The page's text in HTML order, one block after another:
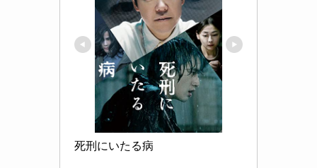
死刑にいたる病